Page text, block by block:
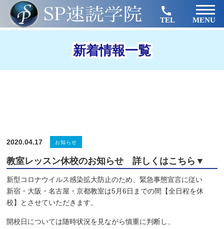
TEL MENU
新着情報一覧
2020.04.17 お知らせ
教室レッスン休校のお知らせ 詳しくはこちら▼
新型コロナウイルス感染拡大防止のため、緊急事態宣言に従い
新宿・大阪・名古屋・京都教室は5月6日までの間【全日程を休
校】とさせていただきます。
開校日については随時状況を見ながら慎重に判断し、